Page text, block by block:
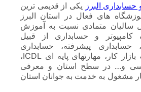
حسابداری البرز یکی از قدیمی ترین
های فعال در استان البرز
سالیان متمادی نسبت به آموزش
و حسابداری از قبیل
حسابداری پیشرفته، حسابداری
مخصوص معرفی به بازار کار، مهارتهای پایه ای ICDL،
و… در سطح استان و معرفی
مشغول به خدمت به جوانان استان